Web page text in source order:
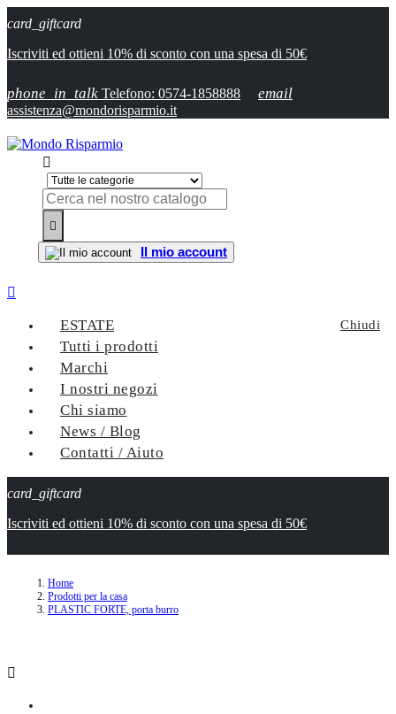
card_giftcard
Iscriviti ed ottieni 10% di sconto con una spesa di 50€
phone_in_talk Telefono: 0574-1858888 email
assistenza@mondorisparmio.it


Il mio account

Chiudi
ESTATE
Tutti i prodotti
Marchi
I nostri negozi
Chi siamo
News / Blog
Contatti / Aiuto
card_giftcard
Iscriviti ed ottieni 10% di sconto con una spesa di 50€
Home
Prodotti per la casa
PLASTIC FORTE, porta burro
